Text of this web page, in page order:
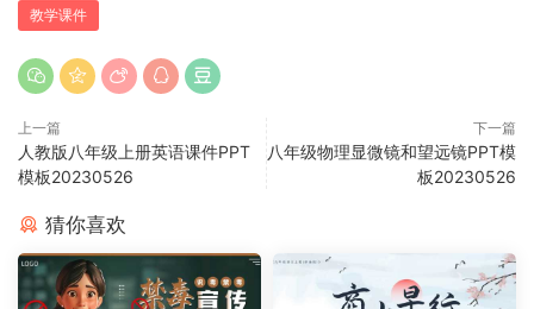
教学课件
上一篇
人教版八年级上册英语课件PPT
模板20230526
下一篇
八年级物理显微镜和望远镜PPT模
板20230526
猜你喜欢